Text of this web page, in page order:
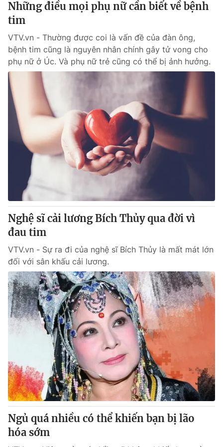
thuận bằng văn bản. Ghi rõ nguồn VTV.vn khi phát hành lại
thông tin từ website này.
Những điều mọi phụ nữ cần biết về bệnh
tim
VTV.vn - Thường được coi là vấn đề của đàn ông,
bệnh tim cũng là nguyên nhân chính gây tử vong cho
phụ nữ ở Úc. Và phụ nữ trẻ cũng có thể bị ảnh hưởng.
Nghệ sĩ cải lương Bích Thủy qua đời vì
đau tim
VTV.vn - Sự ra đi của nghệ sĩ Bích Thủy là mất mát lớn
đối với sân khấu cải lương.
Ngủ quá nhiều có thể khiến bạn bị lão
hóa sớm